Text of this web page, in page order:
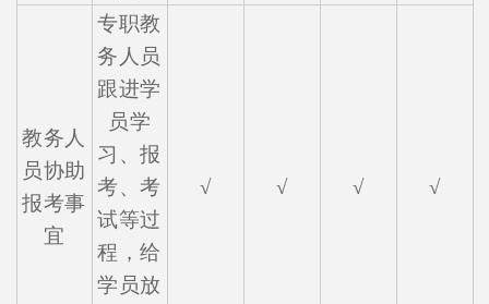
教务人
员协助
报考事
宜
专职教
务人员
跟进学
员学
习、报
考、考
试等过
程，给
学员放
√ √ √ √